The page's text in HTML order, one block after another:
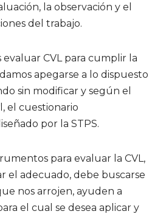
la observación y el
del trabajo.
evaluar CVL para cumplir la
apegarse a lo dispuesto
sin modificar y según el
el cuestionario
por la STPS.
para evaluar la CVL,
el adecuado, debe buscarse
nos arrojen, ayuden a
el cual se desea aplicar y